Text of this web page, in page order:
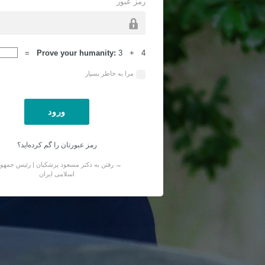
ورود Prove your humanity: 3 + 4 =
مرا به خاطر بسپار
رمز عبورتان را گم کرده‌اید؟
→ رفتن به دکتر مسعود پزشکیان | رئیس
اسلامی ایران